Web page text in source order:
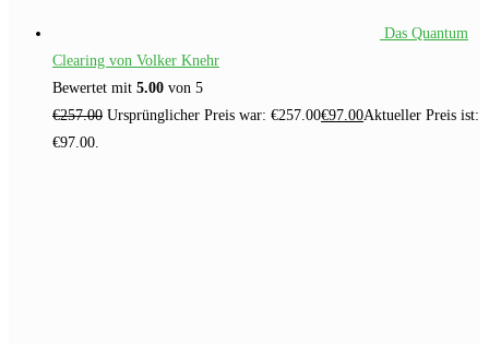
Das Quantum
Clearing von Volker Knehr
Bewertet mit 5.00 von 5
€257.00 Ursprünglicher Preis war: €257.00€97.00Aktueller Preis ist:
€97.00.